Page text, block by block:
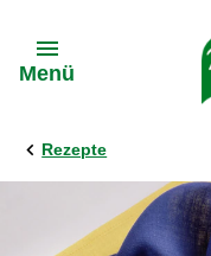
Menü
Rezepte